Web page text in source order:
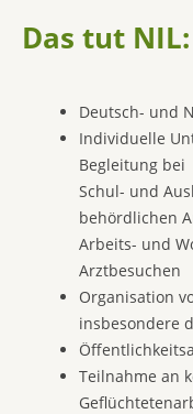
Das tut NIL:
Deutsch- und
Individuelle
Begleitung bei
Schul- und
behördlichen
Arbeits- und
Arztbesuchen
Organisation
insbesondere
Teilnahme an